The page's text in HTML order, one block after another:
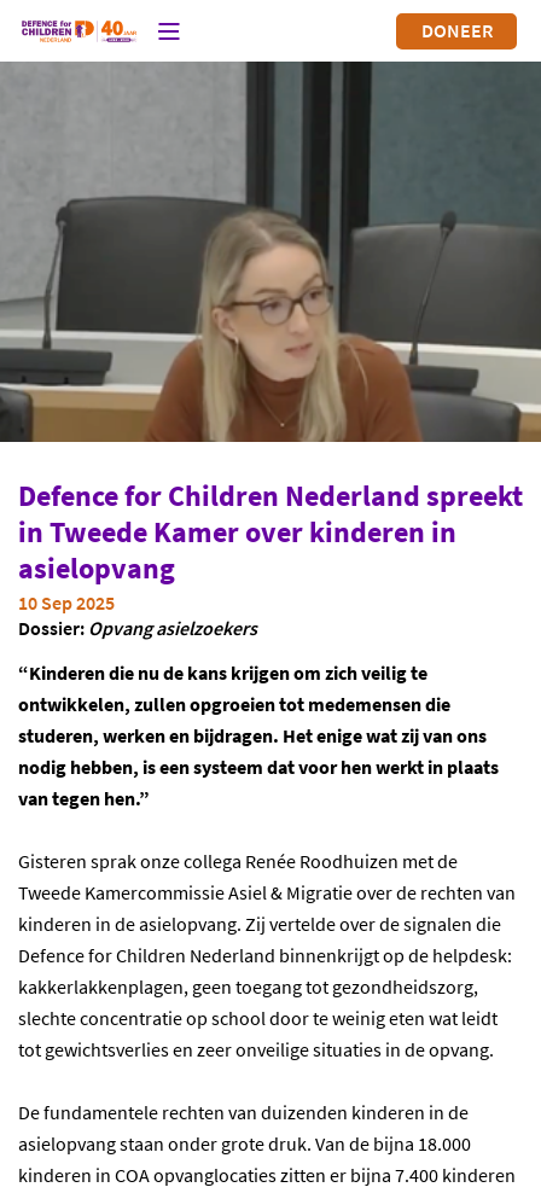
DONEER
Defence for Children Nederland spreekt
in Tweede Kamer over kinderen in
asielopvang
10 Sep 2025
Dossier: Opvang asielzoekers
“Kinderen die nu de kans krijgen om zich veilig te
ontwikkelen, zullen opgroeien tot medemensen die
studeren, werken en bijdragen. Het enige wat zij van ons
nodig hebben, is een systeem dat voor hen werkt in plaats
van tegen hen.”
Gisteren sprak onze collega Renée Roodhuizen met de
Tweede Kamercommissie Asiel & Migratie over de rechten van
kinderen in de asielopvang. Zij vertelde over de signalen die
Defence for Children Nederland binnenkrijgt op de helpdesk:
kakkerlakkenplagen, geen toegang tot gezondheidszorg,
slechte concentratie op school door te weinig eten wat leidt
tot gewichtsverlies en zeer onveilige situaties in de opvang.
De fundamentele rechten van duizenden kinderen in de
asielopvang staan onder grote druk. Van de bijna 18.000
kinderen in COA opvanglocaties zitten er bijna 7.400 kinderen